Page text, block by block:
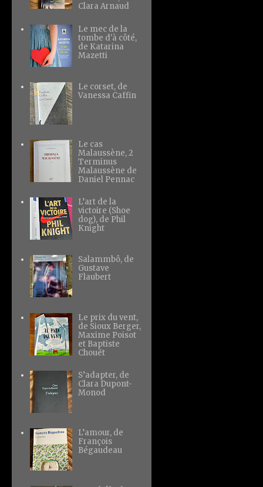
Clara Arnaud
Le mec de la
tombe d'à côté,
de Katarina
Mazetti
Le corset, de
Vanessa Caffin
Le cas
Malaussène, 2
Terminus
Malaussène de
Daniel Pennac
L’art de la
victoire (Shoe
dog), de Phil
Knight
Salammbô, de
Gustave
Flaubert
Le prix du vent,
de Sioux Berger,
Maxime Poisot
et Baptiste
Chouët
S’adapter, de
Clara Dupont-
Monod
L’amour, de
François
Bégaudeau